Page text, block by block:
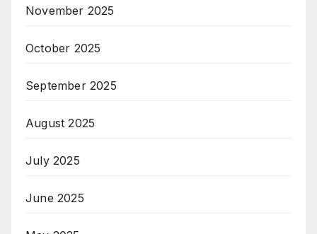
November 2025
October 2025
September 2025
August 2025
July 2025
June 2025